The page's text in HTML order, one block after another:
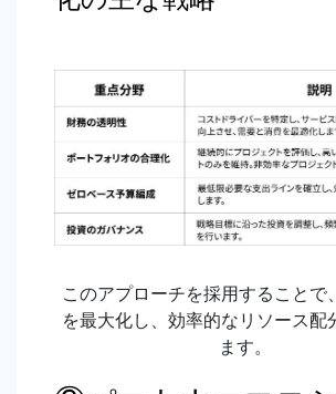
このアプローチを採用することで
を最大化し、効率的なリソース配
ます。